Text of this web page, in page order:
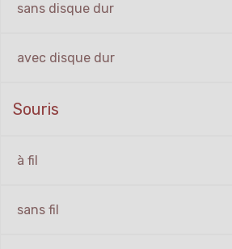
sans disque dur
avec disque dur
Souris
à fil
sans fil